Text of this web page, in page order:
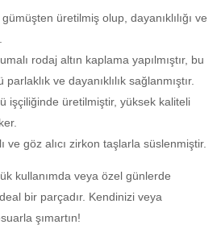
üretilmiş olup, dayanıklılığı ve
rodaj altın kaplama yapılmıştır, bu
ve dayanıklılık sağlanmıştır.
işçiliğinde üretilmiştir, yüksek kaliteli
ve göz alıcı zirkon taşlarla süslenmiştir.
kullanımda veya özel günlerde
bir parçadır. Kendinizi veya
şımartın!